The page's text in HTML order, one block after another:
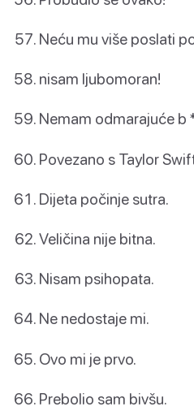
Neću mu više poslati
nisam ljubomoran!
Nemam odmarajuće b
Povezano s Taylor
Dijeta počinje sutra.
Veličina nije bitna.
Nisam psihopata.
Ne nedostaje mi.
Ovo mi je prvo.
Prebolio sam bivšu.